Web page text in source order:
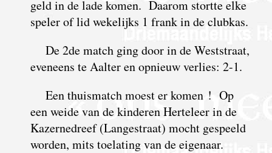
geld in de lade komen. Daarom stortte elke
speler of lid wekelijks 1 frank in de clubkas.
De 2de match ging door in de Weststraat,
eveneens te Aalter en opnieuw verlies: 2-1.
Een thuismatch moest er komen ! Op
een weide van de kinderen Herteleer in de
Kazernedreef (Langestraat) mocht gespeeld
worden, mits toelating van de eigenaar.